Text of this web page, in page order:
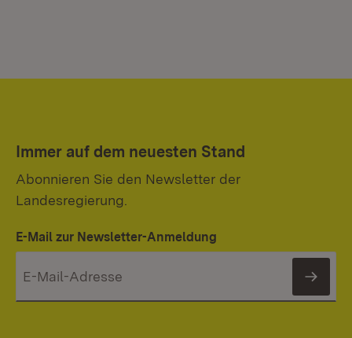
Immer auf dem neuesten Stand
Abonnieren Sie den Newsletter der
Landesregierung.
E-Mail zur Newsletter-Anmeldung